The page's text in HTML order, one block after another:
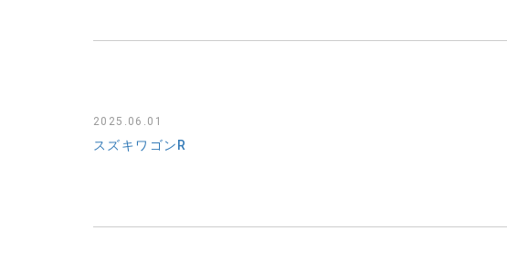
2025.06.01
スズキワゴンR